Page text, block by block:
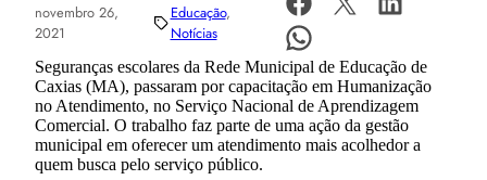
novembro 26,
2021
Educação
Notícias
Seguranças escolares da Rede Municipal de Educação de
Caxias (MA), passaram por capacitação em Humanização
no Atendimento, no Serviço Nacional de Aprendizagem
Comercial. O trabalho faz parte de uma ação da gestão
municipal em oferecer um atendimento mais acolhedor a
quem busca pelo serviço público.